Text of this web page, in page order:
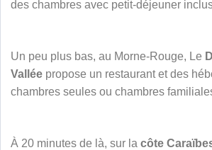
des chambres avec petit-déjeuner
Un peu plus bas, au Morne-Rouge, Le
Vallée propose un restaurant et des
chambres seules ou chambres
À 20 minutes de là, sur la côte